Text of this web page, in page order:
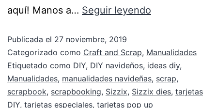
aquí! Manos a… Seguir leyendo
Publicada el 27 noviembre, 2019
Categorizado como Craft and Scrap, Manualidades
Etiquetado como DIY, DIY navideños, ideas diy,
Manualidades, manualidades navideñas, scrap,
scrapbook, scrapbooking, Sizzix, Sizzix dies, tarjetas
DIY, tarjetas especiales, tarjetas pop up